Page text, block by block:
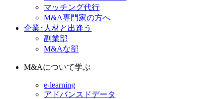
マッチング代行
M&A専門家の方へ
企業･人材と出逢う
副業部
M&Aな部
M&Aについて学ぶ
e-learning
アドバンスドデータ